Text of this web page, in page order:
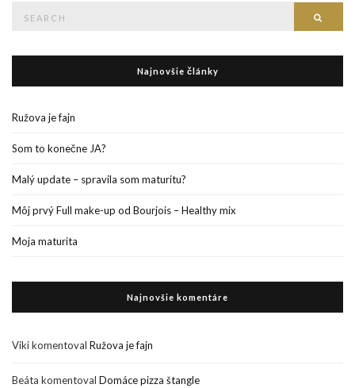
Najnovšie články
Ružova je fajn
Som to konečne JA?
Malý update – spravila som maturitu?
Môj prvý Full make-up od Bourjois – Healthy mix
Moja maturita
Najnovšie komentáre
Vikikomentoval Ružova je fajn
Beáta komentoval Domáce pizza štangle